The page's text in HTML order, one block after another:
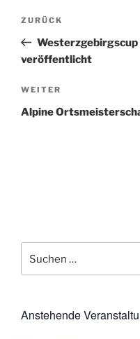
Beitragsnavigation
Vorheriger
Beitrag
ZURÜCK
veröffentlicht
Nächster
Beitrag
WEITER
Alpine
nach:
Anstehende